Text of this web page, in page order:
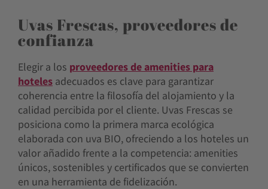
Uvas Frescas, proveedores de
confianza
Elegir a los proveedores de amenities para
hoteles adecuados es clave para garantizar
coherencia entre la filosofía del alojamiento y la
calidad percibida por el cliente. Uvas Frescas se
posiciona como la primera marca ecológica
elaborada con uva BIO, ofreciendo a los hoteles un
valor añadido frente a la competencia: amenities
únicos, sostenibles y certificados que se convierten
en una herramienta de fidelización.